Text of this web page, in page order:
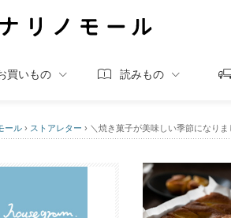
買いもの 読みもの
ール › ストアレター › ＼焼き菓子が美味しい季節になり